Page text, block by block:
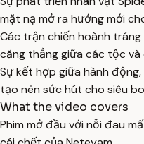
mặt nạ mở ra hướng mới
Các trận chiến hoành
căng thẳng giữa các tộc và
Sự kết hợp giữa hành
tạo nên sức hút cho siêu
What the video covers
Phim mở đầu với nỗi đau